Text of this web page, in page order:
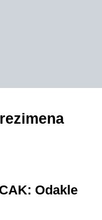
Odakle